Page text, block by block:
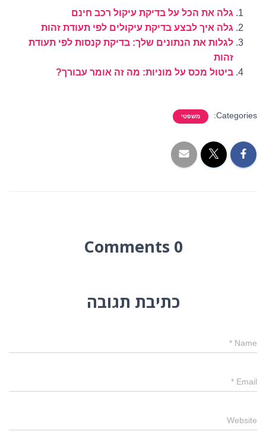
גלה את הכל על בדיקת עיקול רכב חינם
גלה איך לבצע בדיקת עיקולים לפי תעודת זהות
לגלות את הנתונים שלך: בדיקת קנסות לפי תעודת
זהות
ביטול מכס על מוניות: מה זה אומר עבורך?
Categories: משפטי
0 Comments
כתיבת תגובה
Name
*
Email
*
Website